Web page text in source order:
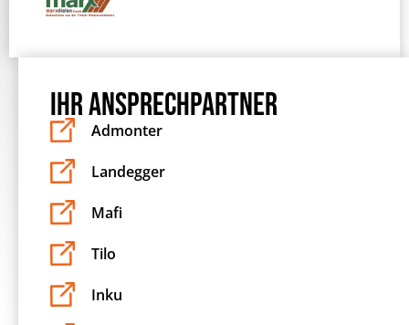
IHR ANSPRECHPARTNER
Admonter
Landegger
Mafi
Tilo
Inku